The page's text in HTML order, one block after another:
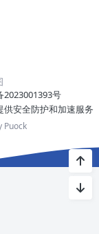
2023001393号
供安全防护和加速服务
Puock